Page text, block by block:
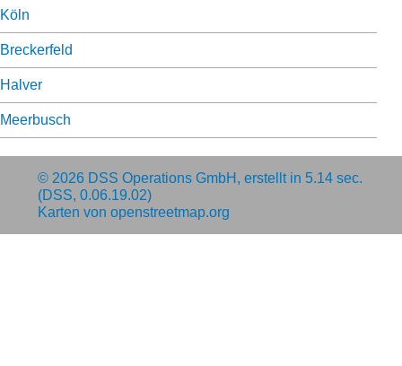
Köln
Breckerfeld
Halver
Meerbusch
© 2026 DSS Operations GmbH , erstellt in 5.14 sec.
(DSS, 0.06.19.02)
Karten von openstreetmap.org